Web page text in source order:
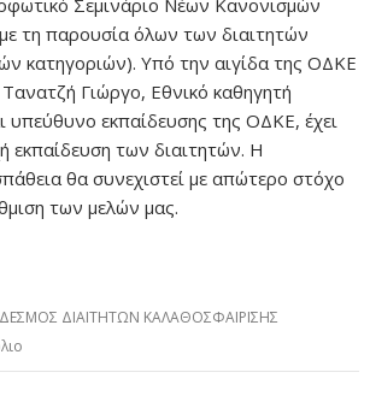
Σεμινάριο Νέων Κανονισμών
τη παρουσία όλων των διαιτητών
κατηγοριών). Υπό την αιγίδα της ΟΔΚΕ
Τανατζή Γιώργο, Εθνικό καθηγητή
υπεύθυνο εκπαίδευσης της ΟΔΚΕ, έχει
εκπαίδευση των διαιτητών. Η
θα συνεχιστεί με απώτερο στόχο
των μελών μας.
ΔΙΑΙΤΗΤΩΝ ΚΑΛΑΘΟΣΦΑΙΡΙΣΗΣ